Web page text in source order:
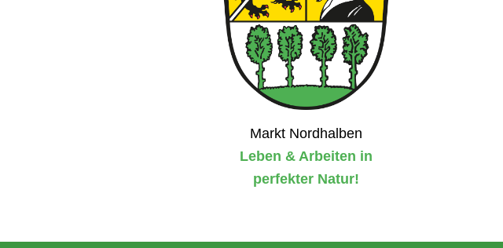
Markt Nordhalben
Leben & Arbeiten in
perfekter Natur!